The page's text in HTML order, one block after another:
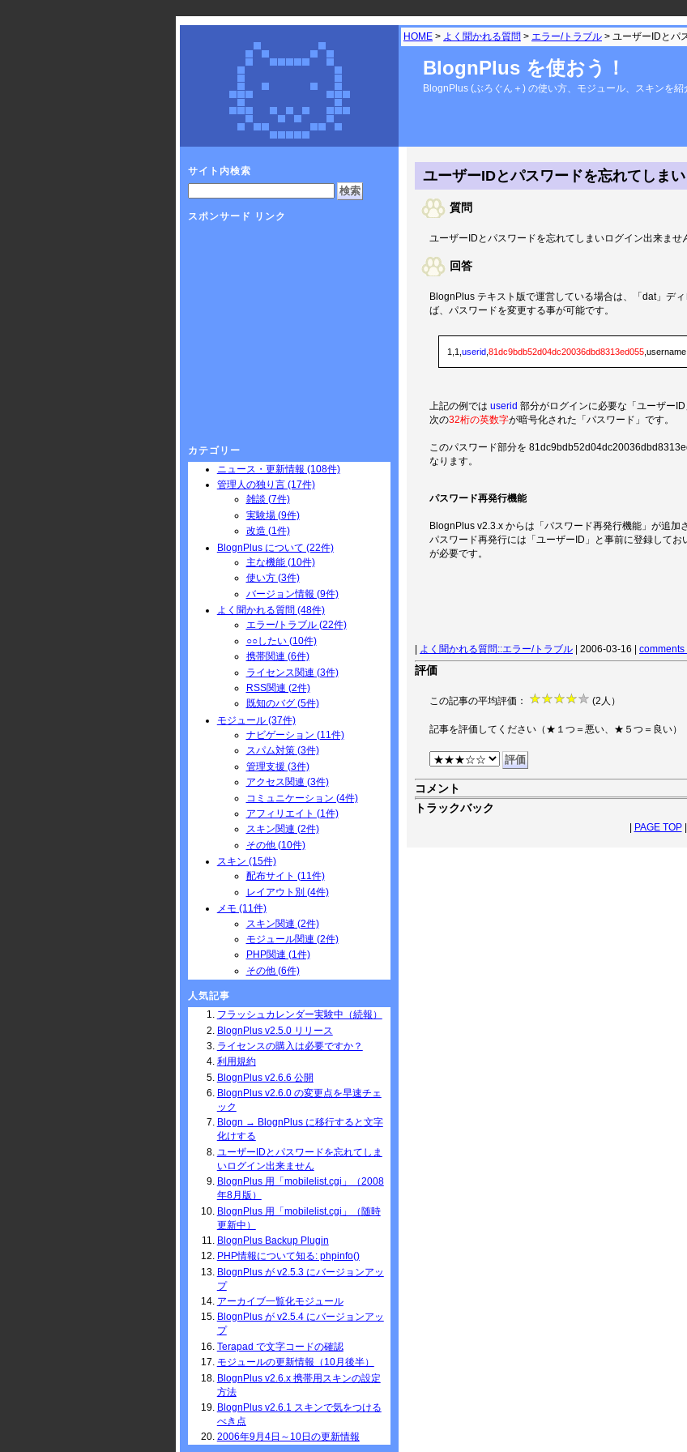
HOME > よく聞かれる質問 > エラー/トラブル > ユーザーIDとパ
BlognPlus を使おう！
BlognPlus (ぶろぐん＋) の使い方、モジュール、スキンを紹
ユーザーIDとパスワードを忘れてしま
質問
ユーザーIDとパスワードを忘れてしまいログイン出来ませ
回答
BlognPlus テキスト版で運営している場合は、「dat」デ
ば、パスワードを変更する事が可能です。
1,1,userid ,81dc9bdb52d04dc20036dbd8313ed055
上記の例では userid 部分がログインに必要な「ユーザーID
次の32桁の英数字が暗号化された「パスワード」です。
このパスワード部分を
なります。
パスワード再発行機能
BlognPlus v2.3.x からは「パスワード再発行機能」が追加
パスワード再発行には「ユーザーID」と事前に登録してお
が必要です。
| よく聞かれる質問::エラー/トラブル | 2006-03-16 | comments
評価
この記事の平均評価： (2人）
記事を評価してください（★１つ＝悪い、★５つ＝良い）
コメント
トラックバック
PAGE TOP|
サイト内検索
スポンサード リンク
カテゴリー
ニュース・更新情報 (108件)
管理人の独り言 (17件)
雑談 (7件)
実験場 (9件)
改造 (1件)
BlognPlus について (22件)
主な機能 (10件)
使い方 (3件)
バージョン情報 (9件)
よく聞かれる質問 (48件)
エラー/トラブル (22件)
○○したい (10件)
携帯関連 (6件)
ライセンス関連 (3件)
RSS関連 (2件)
既知のバグ (5件)
モジュール (37件)
ナビゲーション (11件)
スパム対策 (3件)
管理支援 (3件)
アクセス関連 (3件)
コミュニケーション (4件)
アフィリエイト (1件)
スキン関連 (2件)
その他 (10件)
スキン (15件)
配布サイト (11件)
レイアウト別 (4件)
メモ (11件)
スキン関連 (2件)
モジュール関連 (2件)
PHP関連 (1件)
その他 (6件)
人気記事
フラッシュカレンダー実験中（続報）
BlognPlus v2.5.0 リリース
ライセンスの購入は必要ですか？
利用規約
BlognPlus v2.6.6 公開
BlognPlus v2.6.0 の変更点を早速チェ
ック
Blogn → BlognPlus に移行すると文字
化けする
ユーザーIDとパスワードを忘れてしま
いログイン出来ません
BlognPlus 用「mobilelist.cgi」（2008
年8月版）
BlognPlus 用「mobilelist.cgi」（随時
更新中）
BlognPlus Backup Plugin
PHP情報について知る: phpinfo()
BlognPlus が v2.5.3 にバージョンアッ
プ
アーカイブ一覧化モジュール
BlognPlus が v2.5.4 にバージョンアッ
プ
Terapad で文字コードの確認
モジュールの更新情報（10月後半）
BlognPlus v2.6.x 携帯用スキンの設定
方法
BlognPlus v2.6.1 スキンで気をつける
べき点
2006年9月4日～10日の更新情報